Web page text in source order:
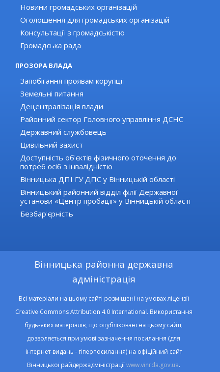
Новини громадських організацій
Оголошення для громадських організацій
Консультації з громадськістю
Громадська рада
ПРОЗОРА ВЛАДА
Запобігання проявам корупції
Земельні питання
Децентралізація влади
Районний сектор Головного управління ДСНС
Державний службовець
Цивільний захист
Доступність об'єктів фізичного оточення до
потреб осіб з інвалідністю
Вінницька ДПІ ГУ ДПС у Вінницькій області
Вінницький районний відділ філії Державної
установи «Центр пробації» у Вінницькій області
Безбар'єрність
Вінницька районна державна
адміністрація
Всі матеріали на цьому сайті розміщені на умовах ліцензії
Creative Commons Attribution 4.0 International. Використання
будь-яких матеріалів, що опубліковані на цьому сайті,
дозволяється при умові зазначення посилання (для
інтернет-видань - гіперпосилання) на офіційний сайт
Вінницької райдержадміністраціїwww.vinrda.gov.ua.